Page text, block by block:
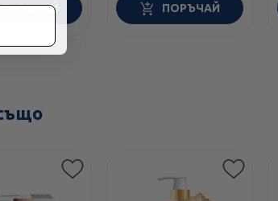
ПОРЪЧАЙ ПОРЪЧАЙ